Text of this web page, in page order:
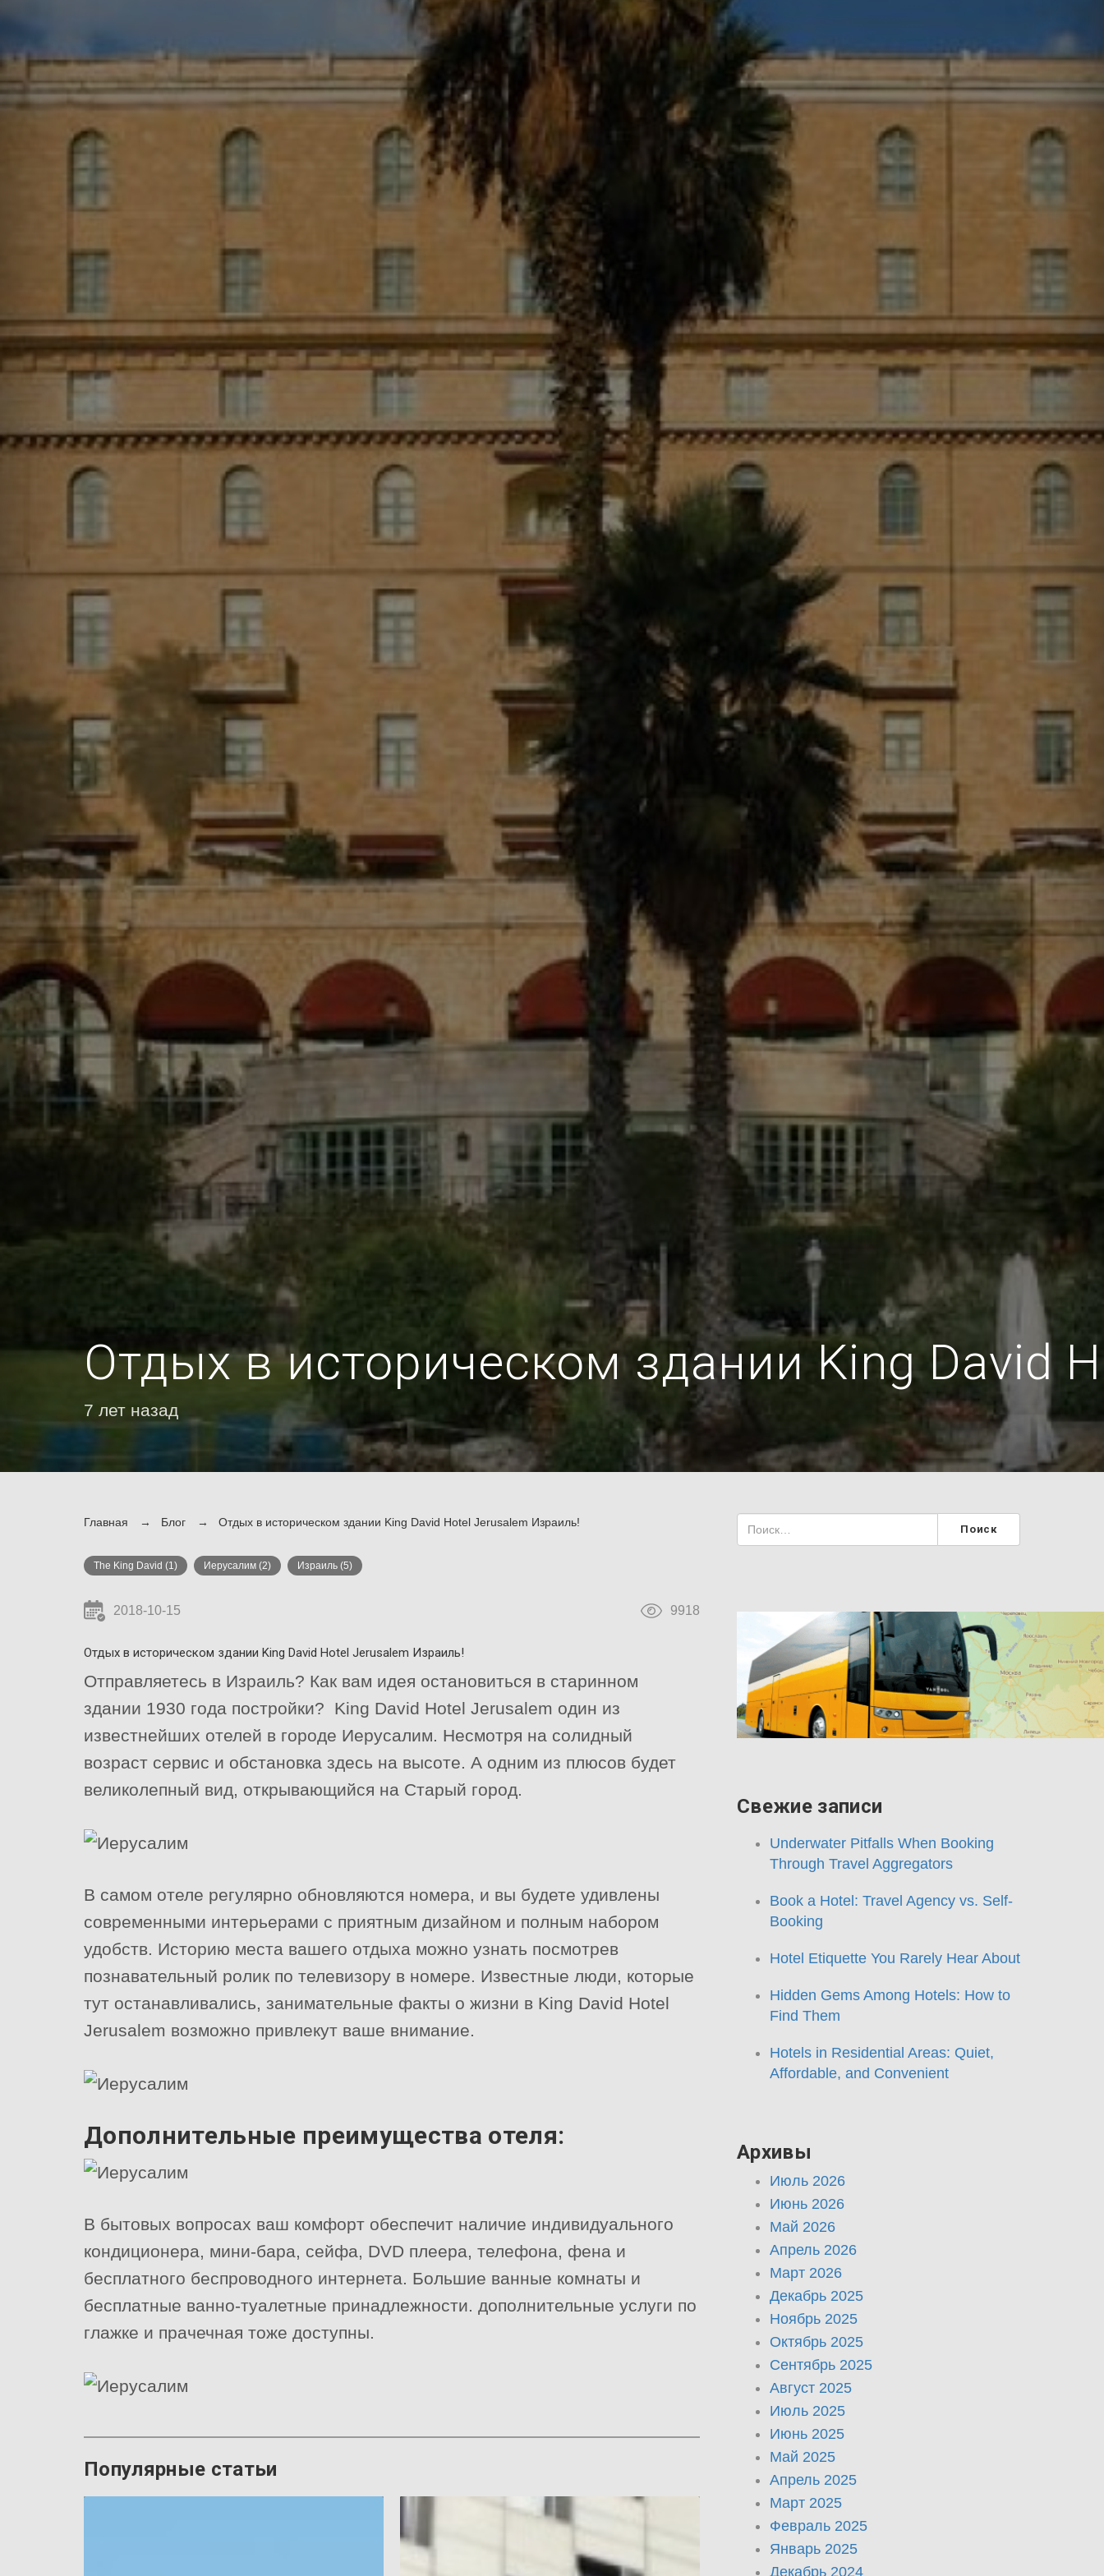
Отдых в историческом здании King David
7 лет назад
Главная Блог Отдых в историческом здании King David Hotel Jerusalem Израиль!
The King David (1) Иерусалим (2) Израиль (5)
2018-10-15 9918
Отдых в историческом здании King David Hotel Jerusalem Израиль!
Отправляетесь в Израиль? Как вам идея остановиться в старинном
здании 1930 года постройки? King David Hotel Jerusalem один из
известнейших отелей в городе Иерусалим. Несмотря на солидный
возраст сервис и обстановка здесь на высоте. А одним из плюсов будет
великолепный вид, открывающийся на Старый город.
В самом отеле регулярно обновляются номера, и вы будете удивлены
современными интерьерами с приятным дизайном и полным набором
удобств. Историю места вашего отдыха можно узнать посмотрев
познавательный ролик по телевизору в номере. Известные люди, которые
тут останавливались, занимательные факты о жизни в King David Hotel
Jerusalem возможно привлекут ваше внимание.
Дополнительные преимущества отеля:
В бытовых вопросах ваш комфорт обеспечит наличие индивидуального
кондиционера, мини-бара, сейфа, DVD плеера, телефона, фена и
бесплатного беспроводного интернета. Большие ванные комнаты и
бесплатные ванно-туалетные принадлежности. дополнительные услуги по
глажке и прачечная тоже доступны.
Популярные статьи
Свежие записи
Underwater Pitfalls When Booking
Through Travel Aggregators
Book a Hotel: Travel Agency vs. Self-
Booking
Hotel Etiquette You Rarely Hear About
Hidden Gems Among Hotels: How to
Find Them
Hotels in Residential Areas: Quiet,
Affordable, and Convenient
Архивы
Июль 2026
Июнь 2026
Май 2026
Апрель 2026
Март 2026
Декабрь 2025
Ноябрь 2025
Октябрь 2025
Сентябрь 2025
Август 2025
Июль 2025
Июнь 2025
Май 2025
Апрель 2025
Март 2025
Февраль 2025
Январь 2025
Декабрь 2024